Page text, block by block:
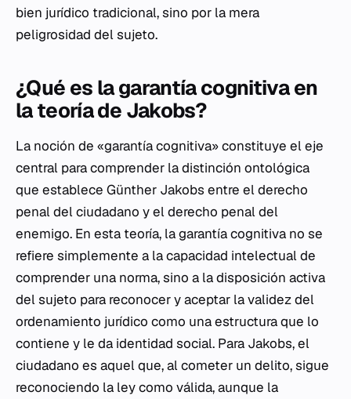
bien jurídico tradicional, sino por la mera
peligrosidad del sujeto.
¿Qué es la garantía cognitiva en
la teoría de Jakobs?
La noción de «garantía cognitiva» constituye el eje
central para comprender la distinción ontológica
que establece Günther Jakobs entre el derecho
penal del ciudadano y el derecho penal del
enemigo. En esta teoría, la garantía cognitiva no se
refiere simplemente a la capacidad intelectual de
comprender una norma, sino a la disposición activa
del sujeto para reconocer y aceptar la validez del
ordenamiento jurídico como una estructura que lo
contiene y le da identidad social. Para Jakobs, el
ciudadano es aquel que, al cometer un delito, sigue
reconociendo la ley como válida, aunque la